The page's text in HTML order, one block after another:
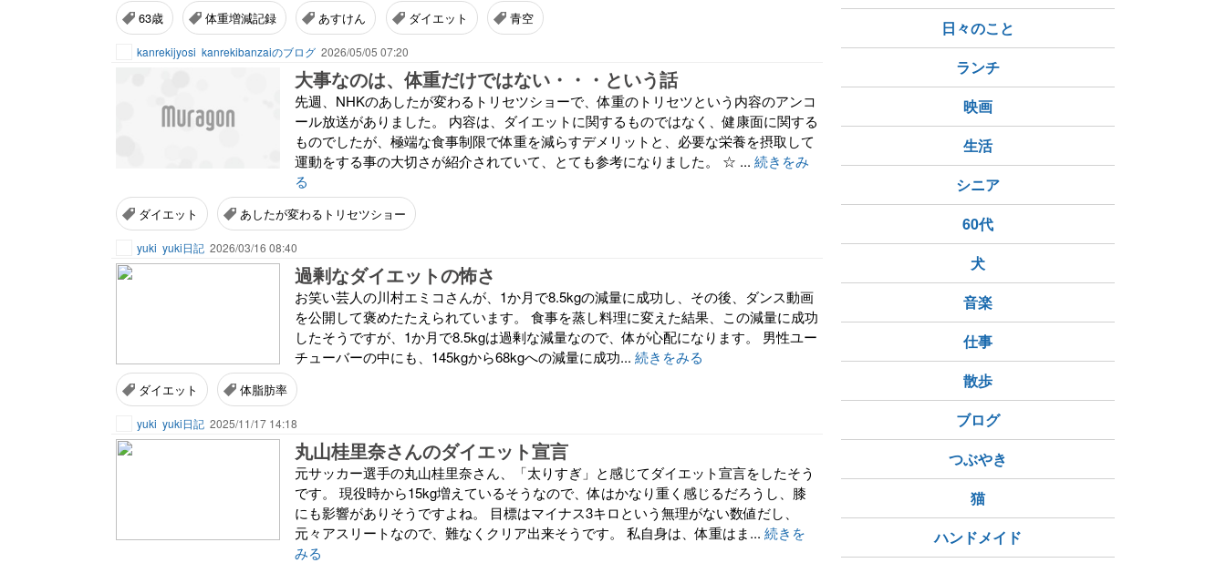
63歳 体重増減記録 あすけん ダイエット 青空
kanrekijyosi kanrekibanzaiのブログ 2026/05/05 07:20
大事なのは、体重だけではない・・・という話
先週、NHKのあしたが変わるトリセツショーで、体重のトリセツという内容のアンコ
ール放送がありました。 内容は、ダイエットに関するものではなく、健康面に関する
ものでしたが、極端な食事制限で体重を減らすデメリットと、必要な栄養を摂取して
運動をする事の大切さが紹介されていて、とても参考になりました。 ☆ ... 続きをみ
る
ダイエット あしたが変わるトリセツショー
yuki yuki日記 2026/03/16 08:40
過剰なダイエットの怖さ
お笑い芸人の川村エミコさんが、1か月で8.5kgの減量に成功し、その後、ダンス動画
を公開して褒めたたえられています。 食事を蒸し料理に変えた結果、この減量に成功
したそうですが、1か月で8.5kgは過剰な減量なので、体が心配になります。 男性ユー
チューバーの中にも、145kgから68kgへの減量に成功... 続きをみる
ダイエット 体脂肪率
yuki yuki日記 2025/11/17 14:18
丸山桂里奈さんのダイエット宣言
元サッカー選手の丸山桂里奈さん、「太りすぎ」と感じてダイエット宣言をしたそう
です。 現役時から15kg増えているそうなので、体はかなり重く感じるだろうし、膝
にも影響がありそうですよね。 目標はマイナス3キロという無理がない数値だし、
元々アスリートなので、難なくクリア出来そうです。 私自身は、体重はま... 続きを
みる
日々のこと
ランチ
映画
生活
シニア
60代
犬
音楽
仕事
散歩
ブログ
つぶやき
猫
ハンドメイド